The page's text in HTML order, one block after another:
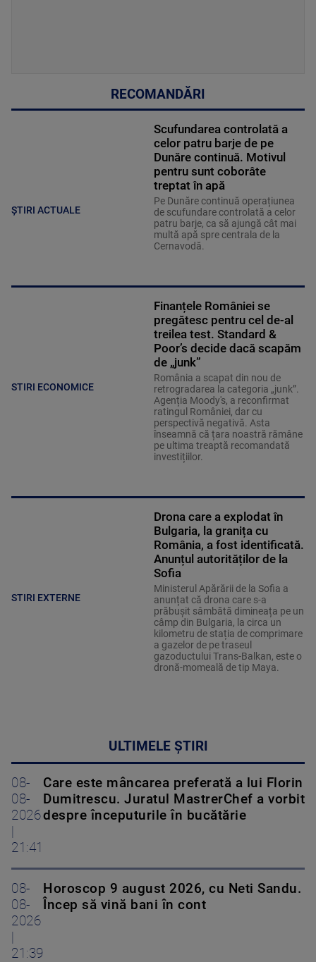
RECOMANDĂRI
ȘTIRI ACTUALE
Scufundarea controlată a
celor patru barje de pe
Dunăre continuă. Motivul
pentru sunt coborâte
treptat în apă
Pe Dunăre continuă operațiunea
de scufundare controlată a celor
patru barje, ca să ajungă cât mai
multă apă spre centrala de la
Cernavodă.
STIRI ECONOMICE
Finanțele României se
pregătesc pentru cel de-al
treilea test. Standard &
Poor’s decide dacă scapăm
de „junk”
România a scapat din nou de
retrogradarea la categoria „junk”.
Agenția Moody's, a reconfirmat
ratingul României, dar cu
perspectivă negativă. Asta
înseamnă că țara noastră rămâne
pe ultima treaptă recomandată
investițiilor.
STIRI EXTERNE
Drona care a explodat în
Bulgaria, la granița cu
România, a fost identificată.
Anunțul autorităților de la
Sofia
Ministerul Apărării de la Sofia a
anunțat că drona care s-a
prăbușit sâmbătă dimineața pe un
câmp din Bulgaria, la circa un
kilometru de stația de comprimare
a gazelor de pe traseul
gazoductului Trans-Balkan, este o
dronă-momeală de tip Maya.
ULTIMELE ȘTIRI
08-
08-
2026
|
21:41
Care este mâncarea preferată a lui Florin
Dumitrescu. Juratul MastrerChef a vorbit
despre începuturile în bucătărie
08-
08-
2026
|
21:39
Horoscop 9 august 2026, cu Neti Sandu.
Încep să vină bani în cont